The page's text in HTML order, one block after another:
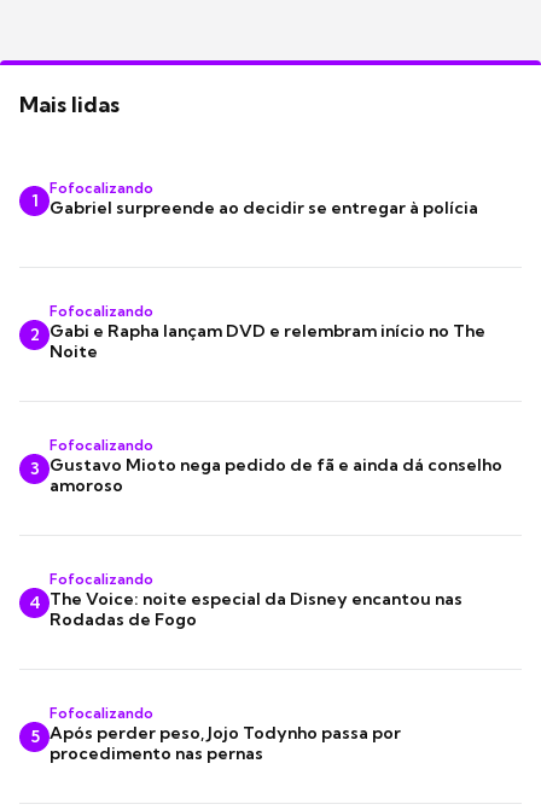
Mais lidas
1
Fofocalizando
Gabriel surpreende ao decidir se entregar à polícia
2
Fofocalizando
Gabi e Rapha lançam DVD e relembram início no The
Noite
3
Fofocalizando
Gustavo Mioto nega pedido de fã e ainda dá conselho
amoroso
4
Fofocalizando
The Voice: noite especial da Disney encantou nas
Rodadas de Fogo
5
Fofocalizando
Após perder peso, Jojo Todynho passa por
procedimento nas pernas